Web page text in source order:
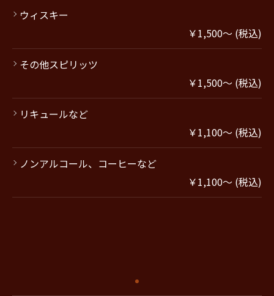
ウィスキー
￥1,500～ (税込)
その他スピリッツ
￥1,500～ (税込)
リキュールなど
￥1,100～ (税込)
ノンアルコール、コーヒーなど
￥1,100～ (税込)